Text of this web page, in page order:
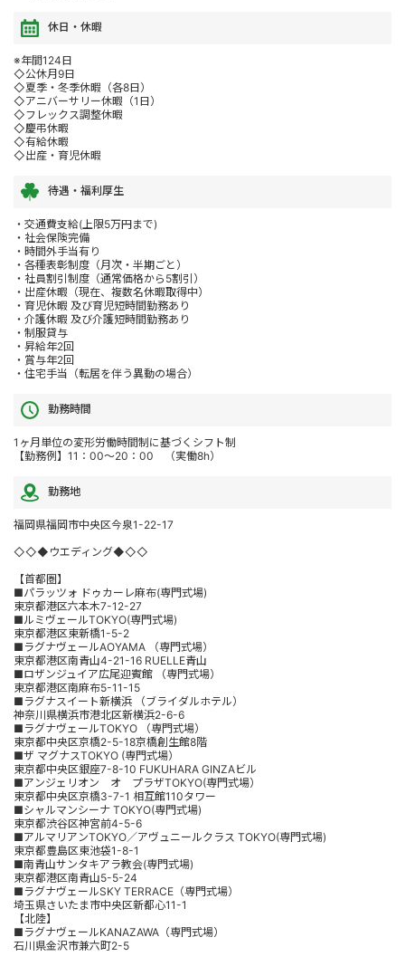
休日・休暇
※年間124日
◇公休月9日
◇夏季・冬季休暇（各8日）
◇アニバーサリー休暇（1日）
◇フレックス調整休暇
◇慶弔休暇
◇有給休暇
◇出産・育児休暇
待遇・福利厚生
・交通費支給(上限5万円まで)
・社会保険完備
・時間外手当有り
・各種表彰制度（月次・半期ごと）
・社員割引制度（通常価格から5割引）
・出産休暇（現在、複数名休暇取得中）
・育児休暇 及び育児短時間勤務あり
・介護休暇 及び介護短時間勤務あり
・制服貸与
・昇給年2回
・賞与年2回
・住宅手当（転居を伴う異動の場合）
勤務時間
1ヶ月単位の変形労働時間制に基づくシフト制
【勤務例】11：00～20：00 （実働8h）
勤務地
福岡県福岡市中央区今泉1-22-17
◇◇◆ウエディング◆◇◇
【首都圏】
■パラッツォ ドゥカーレ麻布(専門式場)
東京都港区六本木7-12-27
■ルミヴェールTOKYO(専門式場)
東京都港区東新橋1-5-2
■ラグナヴェールAOYAMA （専門式場）
東京都港区南青山4-21-16 RUELLE青山
■ロザンジュイア広尾迎賓館 （専門式場）
東京都港区南麻布5-11-15
■ラグナスイート新横浜 （ブライダルホテル）
神奈川県横浜市港北区新横浜2-6-6
■ラグナヴェールTOKYO （専門式場）
東京都中央区京橋2-5-18京橋創生館8階
■ザ マグナスTOKYO (専門式場）
東京都中央区銀座7-8-10 FUKUHARA GINZAビル
■アンジェリオン オ プラザTOKYO(専門式場）
東京都中央区京橋3-7-1 相互館110タワー
■シャルマンシーナ TOKYO(専門式場)
東京都渋谷区神宮前4-5-6
■アルマリアンTOKYO／アヴュニールクラス TOKYO(専門式場)
東京都豊島区東池袋1-8-1
■南青山サンタキアラ教会(専門式場)
東京都港区南青山5-5-24
■ラグナヴェールSKY TERRACE（専門式場）
埼玉県さいたま市中央区新都心11-1
【北陸】
■ラグナヴェールKANAZAWA（専門式場）
石川県金沢市兼六町2-5